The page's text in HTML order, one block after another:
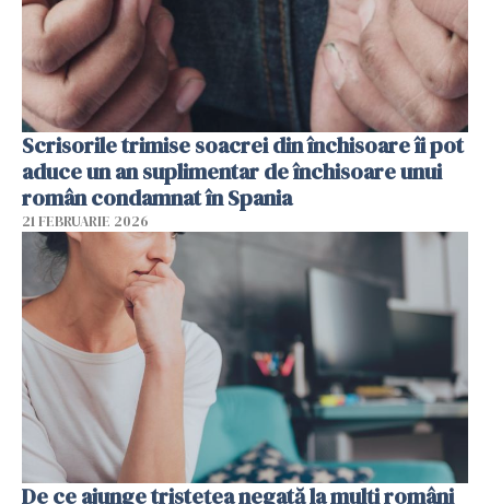
Scrisorile trimise soacrei din închisoare îi pot
aduce un an suplimentar de închisoare unui
român condamnat în Spania
21 FEBRUARIE 2026
De ce ajunge tristețea negată la mulți români